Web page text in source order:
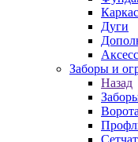
Дуги
Заборы и
Назад